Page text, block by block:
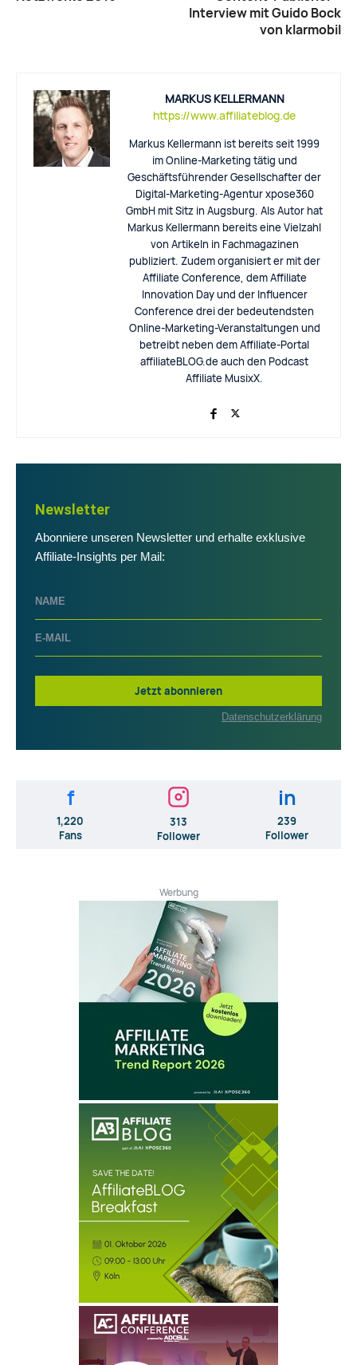
Interview mit Guido Bock
von klarmobil
MARKUS KELLERMANN
https://www.affiliateblog.de
Markus Kellermann ist bereits seit 1999
im Online-Marketing tätig und
Geschäftsführender Gesellschafter der
Digital-Marketing-Agentur xpose360
GmbH mit Sitz in Augsburg. Als Autor hat
Markus Kellermann bereits eine Vielzahl
von Artikeln in Fachmagazinen
publiziert. Zudem organisiert er mit der
Affiliate Conference, dem Affiliate
Innovation Day und der Influencer
Conference drei der bedeutendsten
Online-Marketing-Veranstaltungen und
betreibt neben dem Affiliate-Portal
affiliateBLOG.de auch den Podcast
Affiliate MusixX.
Newsletter
Abonniere unseren Newsletter und erhalte exklusive
Affiliate-Insights per Mail:
Jetzt abonnieren
Datenschutzerklärung
f
1,220
Fans
313
Follower
in
239
Follower
Werbung